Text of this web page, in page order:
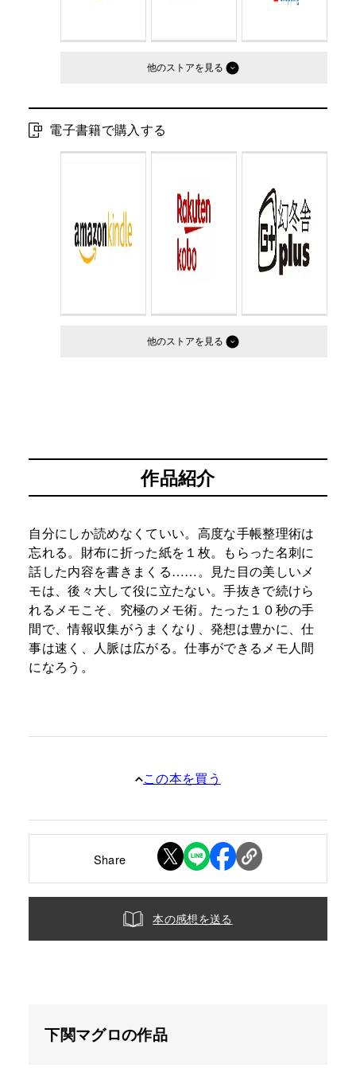
他のストア
電子書籍で購入する
他のストア
作品紹介
自分にしか読めなくていい。高度な手帳整理術は
忘れる。財布に折った紙を１枚。もらった名刺に
話した内容を書きまくる……。見た目の美しいメ
モは、後々大して役に立たない。手抜きで続けら
れるメモこそ、究極のメモ術。たった１０秒の手
間で、情報収集がうまくなり、発想は豊かに、仕
事は速く、人脈は広がる。仕事ができるメモ人間
になろう。
この本を買う
Share
本の感想を送る
下関マグロの作品